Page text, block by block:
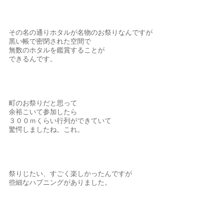
その名の通りホタルが名物のお祭りなんですが
黒い帳で密閉された空間で
無数のホタルを鑑賞することが
できるんです。
町のお祭りだと思って
余裕こいて参加したら
３００ｍくらい行列ができていて
驚愕しましたね。これ。
祭りじたい、すごく楽しかったんですが
些細なハプニングがありました。